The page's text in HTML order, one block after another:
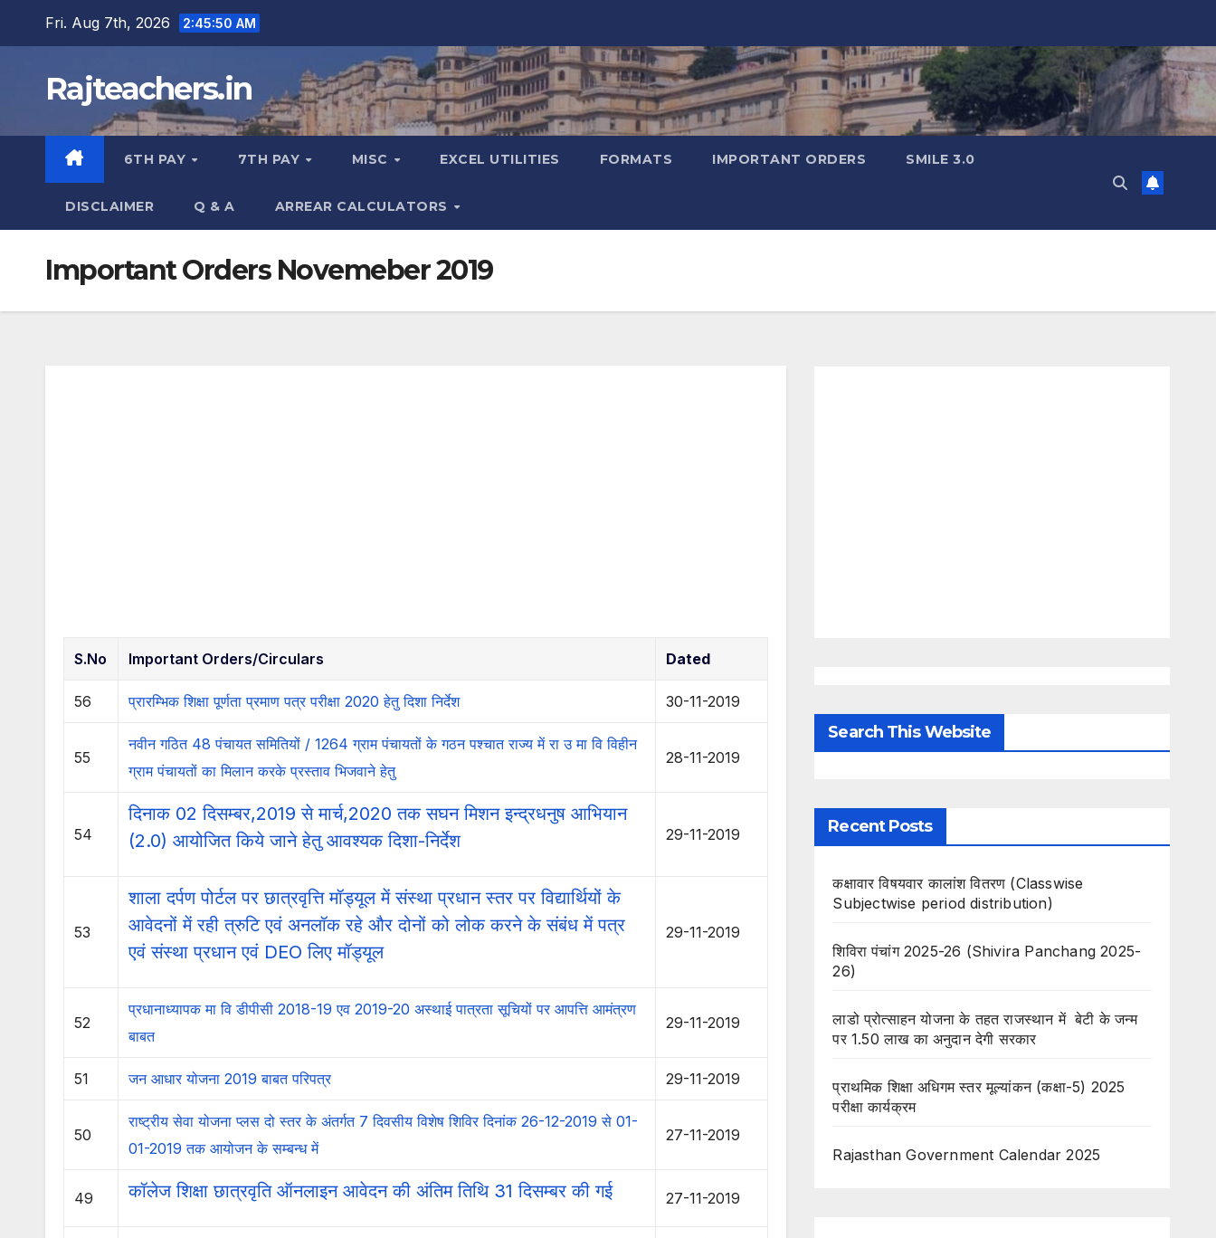
Fri. Aug 7th, 2026 2:45:51 AM
Rajteachers.in
6TH PAY 7TH PAY MISC EXCEL UTILITIES FORMATS IMPORTANT ORDERS SMILE 3.0
DISCLAIMER Q & A ARREAR CALCULATORS
Important Orders Novemeber 2019
S.No Important Orders/Circulars Dated
56 प्रारम्भिक शिक्षा पूर्णता प्रमाण पत्र परीक्षा 2020 हेतु दिशा निर्देश 30-11-2019
55
नवीन गठित 48 पंचायत समितियों / 1264 ग्राम पंचायतों के गठन पश्चात राज्य में रा उ मा वि विहीन
ग्राम पंचायतों का मिलान करके प्रस्ताव भिजवाने हेतु
28-11-2019
54
दिनाक 02 दिसम्बर,2019 से मार्च,2020 तक सघन मिशन इन्द्रधनुष आभियान
(2.0) आयोजित किये जाने हेतु आवश्यक दिशा-निर्देश
29-11-2019
53
शाला दर्पण पोर्टल पर छात्रवृत्ति मॉड्यूल में संस्था प्रधान स्तर पर विद्यार्थियों के
आवेदनों में रही त्रुटि एवं अनलॉक रहे और दोनों को लोक करने के संबंध में पत्र
एवं संस्था प्रधान एवं DEO लिए मॉड्यूल
29-11-2019
52
प्रधानाध्यापक मा वि डीपीसी 2018-19 एव 2019-20 अस्थाई पात्रता सूचियों पर आपत्ति आमंत्रण
बाबत
29-11-2019
51 जन आधार योजना 2019 बाबत परिपत्र 29-11-2019
50
राष्ट्रीय सेवा योजना प्लस दो स्तर के अंतर्गत 7 दिवसीय विशेष शिविर दिनांक 26-12-2019 से 01-
01-2019 तक आयोजन के सम्बन्ध में
27-11-2019
49 कॉलेज शिक्षा छात्रवृति ऑनलाइन आवेदन की अंतिम तिथि 31 दिसम्बर की गई 27-11-2019
Search This Website
Recent Posts
कक्षावार विषयवार कालांश वितरण (Classwise
Subjectwise period distribution)
शिविरा पंचांग 2025-26 (Shivira Panchang 2025-
26)
लाडो प्रोत्साहन योजना के तहत राजस्थान में बेटी के जन्म
पर 1.50 लाख का अनुदान देगी सरकार
प्राथमिक शिक्षा अधिगम स्तर मूल्यांकन (कक्षा-5) 2025
परीक्षा कार्यक्रम
Rajasthan Government Calendar 2025